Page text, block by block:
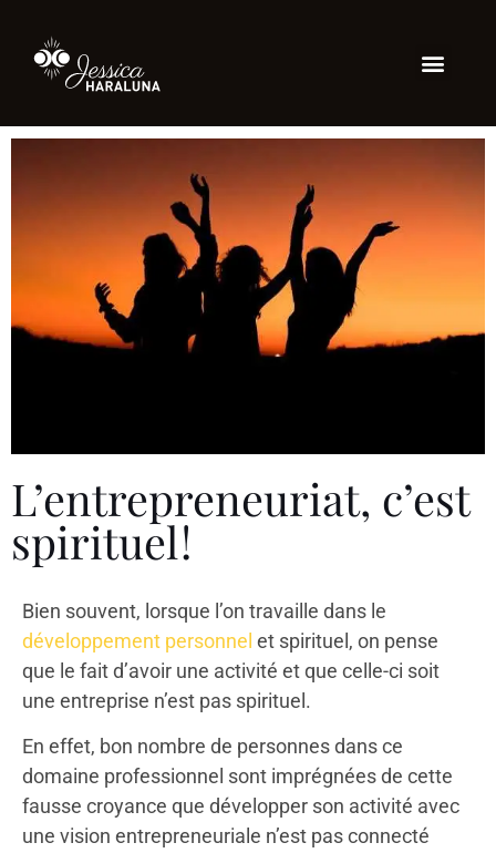
L’entrepreneuriat, c’est
spirituel !
Bien souvent, lorsque l’on travaille dans le
développement personnel et spirituel, on pense
que le fait d’avoir une activité et que celle-ci soit
une entreprise n’est pas spirituel.
En effet, bon nombre de personnes dans ce
domaine professionnel sont imprégnées de cette
fausse croyance que développer son activité avec
une vision entrepreneuriale n’est pas connecté